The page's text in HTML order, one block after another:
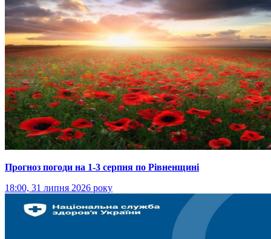
Прогноз погоди на 1-3 серпня по Рівненщині
18:00, 31 липня 2026 року